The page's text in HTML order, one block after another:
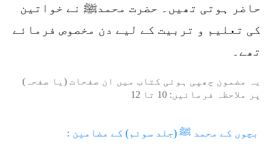
حاضر ہوتی تھیں۔ حضرت محمدﷺ نے خواتین
کی تعلیم و تربیت کے لیے دن مخصوص فرمائے
تھے۔
یہ مضمون چھپی ہوئی کتاب میں ان صفحات (یا صفحہ)
پر ملاحظہ فرمائیں: 10 تا 12
بچوں کے محمد ﷺ (جلد سوئم) کے مضامین :